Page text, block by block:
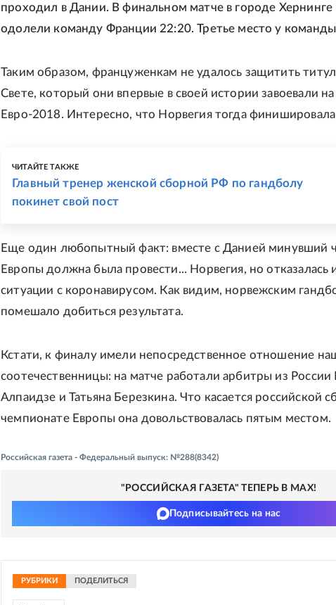
проходил в Дании. В финальном матче в городе
одолели команду Франции 22:20. Третье место у
Таким образом, француженкам не удалось защитить
Свете, который они впервые в своей истории завоевали
Евро-2018. Интересно, что Норвегия тогда
ЧИТАЙТЕ ТАКЖЕ
Главный тренер женской сборной РФ по гандболу
покинет свой пост
Еще один любопытный факт: вместе с Данией минувший
Европы должна была провести... Норвегия, но отказалась
ситуации с коронавирусом. Как видим, норвежским
помешало добиться результата.
Кстати, к финалу имели непосредственное отношение
соотечественницы: на матче работали арбитры из России
Алпаидзе и Татьяна Березкина. Что касается российской
чемпионате Европы она довольствовалась пятым местом.
Российская газета - Федеральный выпуск: №288(8342)
"РОССИЙСКАЯ ГАЗЕТА" ТЕПЕРЬ В MAX!
Подписывайтесь на нас
РУБРИКИ ПОДЕЛИТЬСЯ